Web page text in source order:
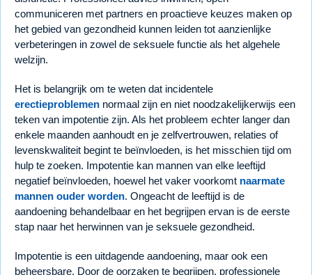
communiceren met partners en proactieve keuzes maken op
het gebied van gezondheid kunnen leiden tot aanzienlijke
verbeteringen in zowel de seksuele functie als het algehele
welzijn.
Het is belangrijk om te weten dat incidentele
erectieproblemen normaal zijn en niet noodzakelijkerwijs een
teken van impotentie zijn. Als het probleem echter langer dan
enkele maanden aanhoudt en je zelfvertrouwen, relaties of
levenskwaliteit begint te beïnvloeden, is het misschien tijd om
hulp te zoeken. Impotentie kan mannen van elke leeftijd
negatief beïnvloeden, hoewel het vaker voorkomt naarmate
mannen ouder worden. Ongeacht de leeftijd is de
aandoening behandelbaar en het begrijpen ervan is de eerste
stap naar het herwinnen van je seksuele gezondheid.
Impotentie is een uitdagende aandoening, maar ook een
beheersbare. Door de oorzaken te begrijpen, professionele